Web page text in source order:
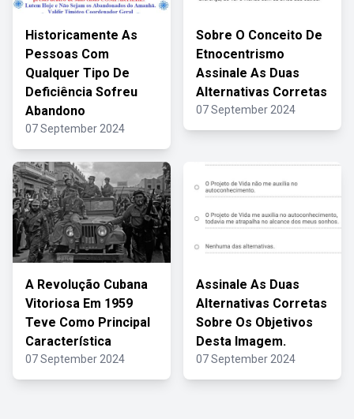
Historicamente As
Pessoas Com
Qualquer Tipo De
Deficiência Sofreu
Abandono
07 September 2024
Sobre O Conceito De
Etnocentrismo
Assinale As Duas
Alternativas Corretas
07 September 2024
A Revolução Cubana
Vitoriosa Em 1959
Teve Como Principal
Característica
07 September 2024
Assinale As Duas
Alternativas Corretas
Sobre Os Objetivos
Desta Imagem.
07 September 2024